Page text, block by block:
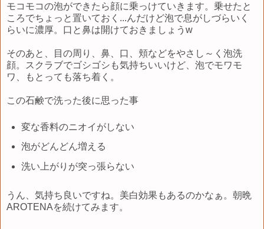
モコモコの泡ができたら顔に乗っけていきます。乗せたと
ころでちょっと置いておく...んだけど泡で息がしづらいく
らいに濃厚。口と鼻は開けておきましょうw
そのあと、目の周り、鼻、口、頬などをやさし～く泡洗
顔。スクラブでゴシゴシも気持ちいいけど、泡でモワモ
ワ、もとっても落ち着く。
この石鹸で洗った後に思った事
変な香料のニオイがしない
泡がどんどん増える
洗い上がりが突っ張らない
うん、気持ち良いですね。美白効果もあるのかなぁ。朝晩
AROTENAを続けてみます。